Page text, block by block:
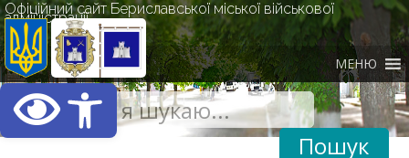
Відкрити Панель
Офіційний сайт Бериславської міської військової
адміністрації
МЕНЮ